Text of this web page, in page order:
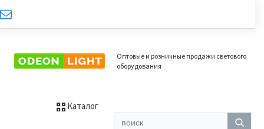
Оптовые и розничные продажи светового
оборудования
Каталог